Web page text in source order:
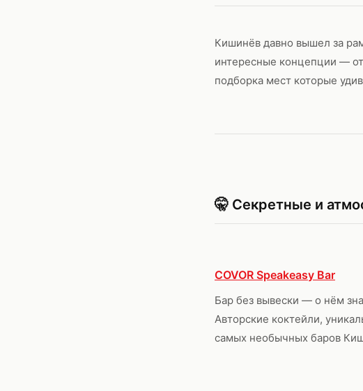
Кишинёв давно вышел за
интересные концепции —
подборка мест которые
🤫 Секретные и
COVOR Speakeasy Bar
Бар без вывески — о нём
Авторские коктейли,
самых необычных баров